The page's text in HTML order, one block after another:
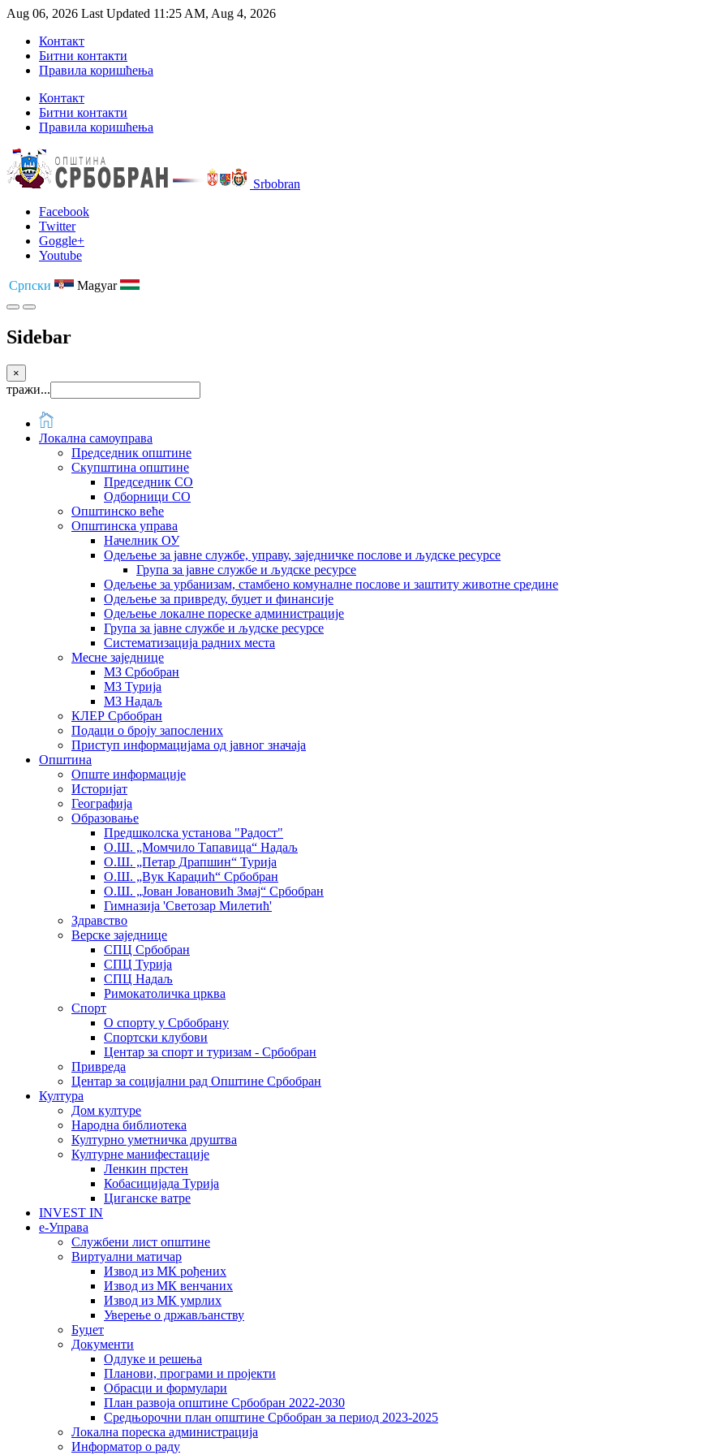
Aug 06, 2026 Last Updated 11:25 AM, Aug 4, 2026
Контакт
Битни контакти
Правила коришћења
Контакт
Битни контакти
Правила коришћења
Srbobran
Facebook
Twitter
Goggle+
Youtube
Српски Magyar
Sidebar
×
тражи...
Локална самоуправа
Председник општине
Скупштина општине
Председник СО
Одборници СО
Општинско веће
Општинска управа
Начелник ОУ
Одељење за јавне службе, управу, заједничке послове и људске ресурсе
Група за јавне службе и људске ресурсе
Одељење за урбанизам, стамбено комуналне послове и заштиту животне средине
Одељење за привреду, буџет и финансије
Одељење локалне пореске администрације
Група за јавне службе и људске ресурсе
Систематизација радних места
Месне заједнице
МЗ Србобран
МЗ Турија
МЗ Надаљ
КЛЕР Србобран
Подаци о броју запослених
Приступ информацијама од јавног значаја
Општина
Опште информације
Историјат
Географија
Образовање
Предшколска установа "Радост"
О.Ш. „Момчило Тапавица“ Надаљ
О.Ш. „Петар Драпшин“ Турија
О.Ш. „Вук Караџић“ Србобран
О.Ш. „Јован Јовановић Змај“ Србобран
Гимназија 'Светозар Милетић'
Здравство
Верске заједнице
СПЦ Србобран
СПЦ Турија
СПЦ Надаљ
Римокатоличка црква
Спорт
О спорту у Србобрану
Спортски клубови
Центар за спорт и туризам - Србобран
Привреда
Центар за социјални рад Општине Србобран
Култура
Дом културе
Народна библиотека
Културно уметничка друштва
Културне манифестације
Ленкин прстен
Кобасицијада Турија
Циганске ватре
INVEST IN
е-Управа
Службени лист општине
Виртуални матичар
Извод из МК рођених
Извод из МК венчаних
Извод из МК умрлих
Уверење о држављанству
Буџет
Документи
Одлуке и решења
Планови, програми и пројекти
Обрасци и формулари
План развоја општине Србобран 2022-2030
Средњорочни план општине Србобран за период 2023-2025
Локална пореска администрација
Информатор о раду